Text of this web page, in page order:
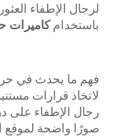
لرجال الإطفاء
باستخدامكاميرات
فهم ما يحدث في
رجال الإطفاء على
صورًا واضحة لموقع